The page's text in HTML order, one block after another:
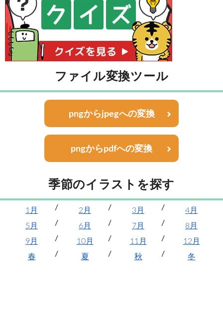
ファイル変換ツール
pngからjpegへの変換
pngからpdfへの変換
季節のイラストを探す
1月 2月 3月
4月
5月
6月 7月
8月
9月
10月 11月
12月
春
夏 秋 冬